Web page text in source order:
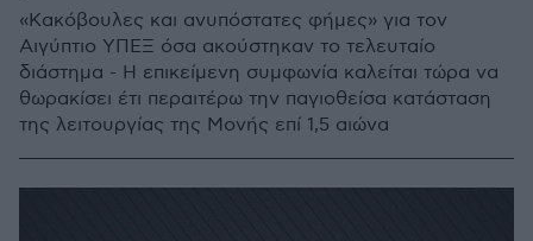
«Κακόβουλες και ανυπόστατες φήμες» για τον
Αιγύπτιο ΥΠΕΞ όσα ακούστηκαν το τελευταίο
διάστημα - Η επικείμενη συμφωνία καλείται τώρα να
θωρακίσει έτι περαιτέρω την παγιοθείσα κατάσταση
της λειτουργίας της Μονής επί 1,5 αιώνα